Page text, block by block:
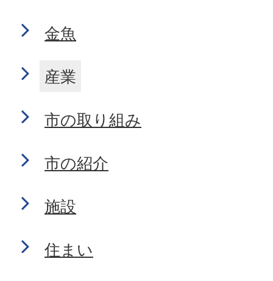
金魚
産業
市の取り組み
市の紹介
施設
住まい